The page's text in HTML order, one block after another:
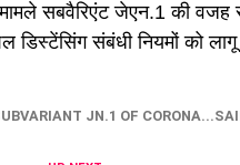
सबवैरिएंट जेएन.1 की वजह
संबंधी नियमों को
JN.1 OF